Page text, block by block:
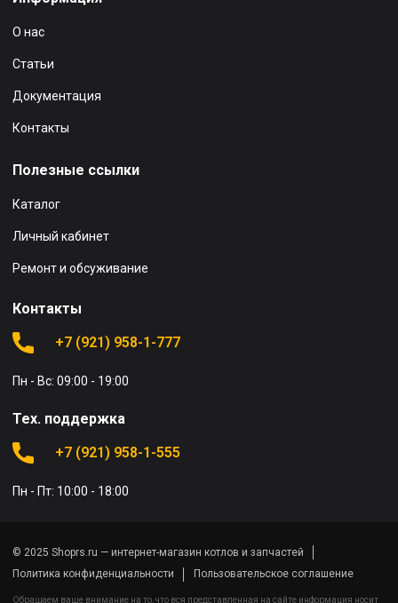
О нас
Статьи
Документация
Контакты
Полезные ссылки
Каталог
Личный кабинет
Ремонт и обсуживание
Контакты
+7 (921) 958-1-777
Пн - Вс: 09:00 - 19:00
Тех. поддержка
+7 (921) 958-1-555
Пн - Пт: 10:00 - 18:00
© 2025 Shoprs.ru — интернет-магазин котлов и запчастей
Политика конфиденциальности
Пользовательское соглашение
Обращаем ваше внимание на то, что вся представленная на сайте информация носит